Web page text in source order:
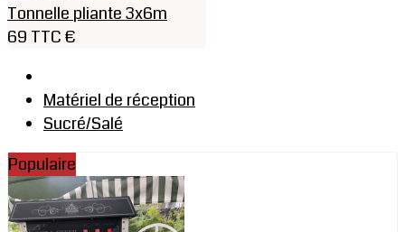
Tonnelle pliante 3x6m
69 TTC €
Matériel de réception
Sucré/Salé
Populaire